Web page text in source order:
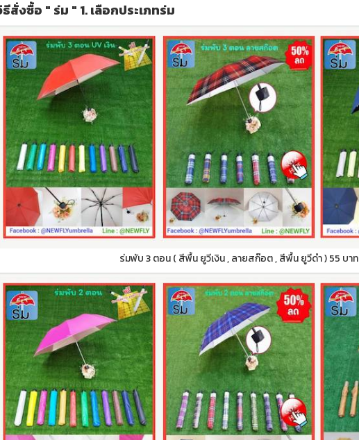
สั่งซื้อ " ร่ม " 1. เลือกประเภทร่ม
ร่มพับ 3 ตอน ( สีพื้น ยูวีเงิน , ลายสก๊อต , สีพื้น ยูวีดำ ) 55 บาท